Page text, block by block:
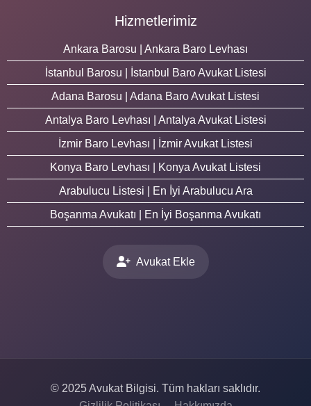
Hizmetlerimiz
Ankara Barosu | Ankara Baro Levhası
İstanbul Barosu | İstanbul Baro Avukat Listesi
Adana Barosu | Adana Baro Avukat Listesi
Antalya Baro Levhası | Antalya Avukat Listesi
İzmir Baro Levhası | İzmir Avukat Listesi
Konya Baro Levhası | Konya Avukat Listesi
Arabulucu Listesi | En İyi Arabulucu Ara
Boşanma Avukatı | En İyi Boşanma Avukatı
Avukat Ekle
© 2025 Avukat Bilgisi. Tüm hakları saklıdır.